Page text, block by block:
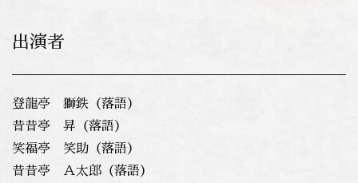
出演者
登龍亭 獅鉄（落語）
昔昔亭 昇（落語）
笑福亭 笑助（落語）
昔昔亭 Ａ太郎（落語）